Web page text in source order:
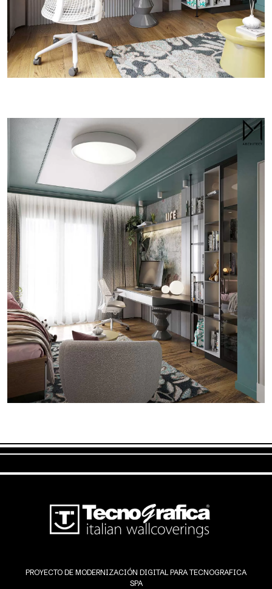
PROYECTO DE MODERNIZACIÓN DIGITAL PARA TECNOGRAFICA
SPA